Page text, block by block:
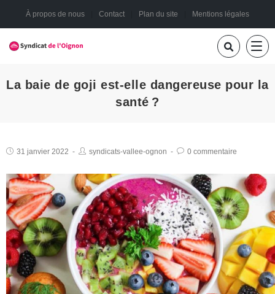
À propos de nous Contact Plan du site Mentions légales
La baie de goji est-elle dangereuse pour la
santé ?
31 janvier 2022 syndicats-vallee-ognon 0 commentaire